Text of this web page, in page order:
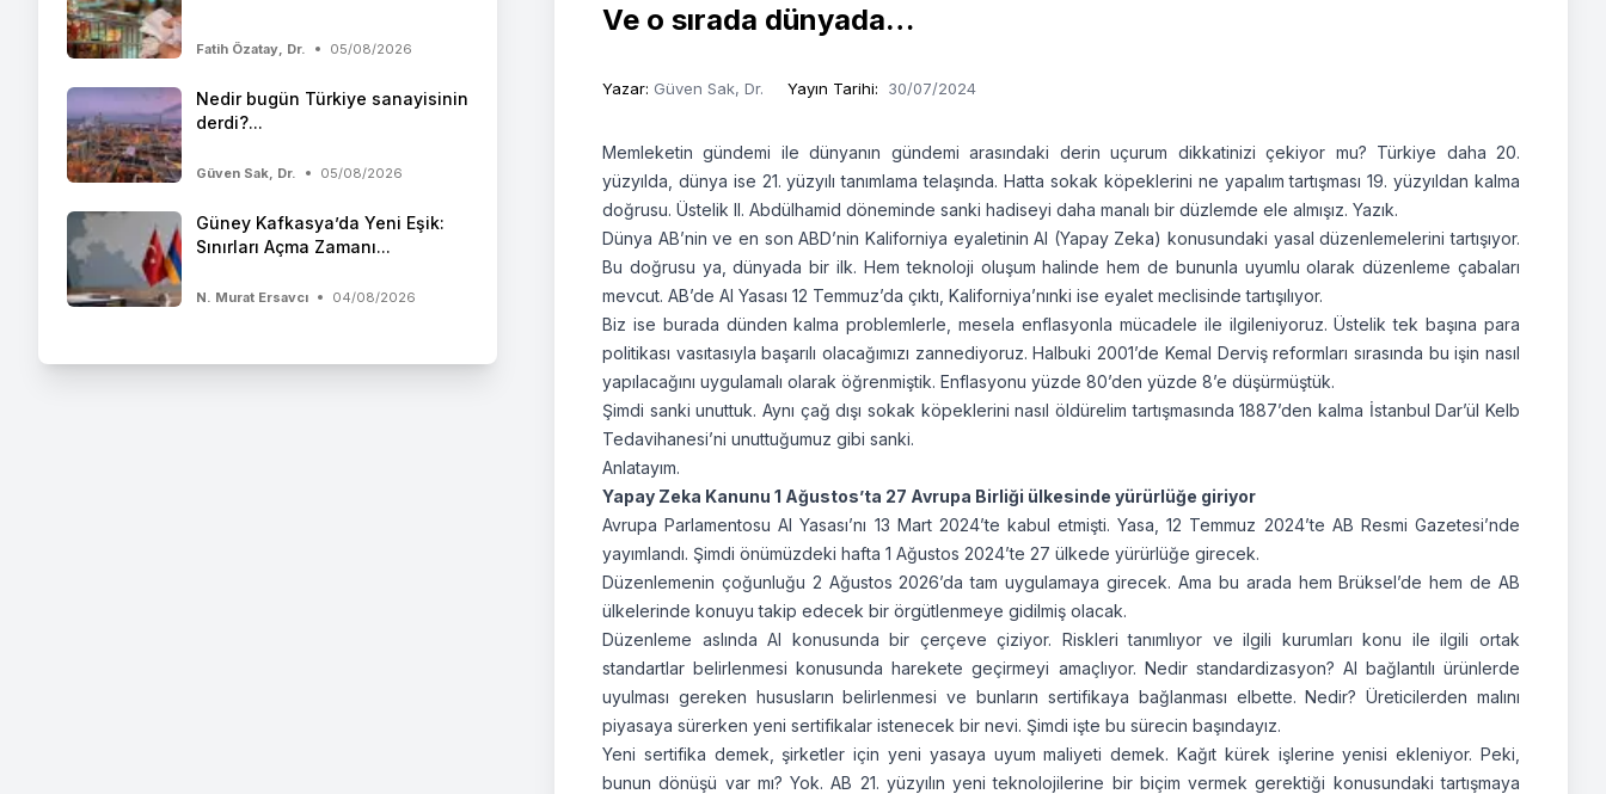
Fatih Özatay, Dr. 05/08/2026
Nedir bugün Türkiye sanayisinin
derdi?...
Güven Sak, Dr. 05/08/2026
Güney Kafkasya’da Yeni Eşik:
Sınırları Açma Zamanı...
N. Murat Ersavcı 04/08/2026
Ve o sırada dünyada…
Yazar: Güven Sak, Dr. Yayın Tarihi: 30/07/2024
Memleketin gündemi ile dünyanın gündemi arasındaki derin uçurum dikkatinizi çekiyor mu? Türkiye daha 20.
yüzyılda, dünya ise 21. yüzyılı tanımlama telaşında. Hatta sokak köpeklerini ne yapalım tartışması 19. yüzyıldan kalma
doğrusu. Üstelik II. Abdülhamid döneminde sanki hadiseyi daha manalı bir düzlemde ele almışız. Yazık.
Dünya AB’nin ve en son ABD’nin Kaliforniya eyaletinin AI (Yapay Zeka) konusundaki yasal düzenlemelerini tartışıyor.
Bu doğrusu ya, dünyada bir ilk. Hem teknoloji oluşum halinde hem de bununla uyumlu olarak düzenleme çabaları
mevcut. AB’de AI Yasası 12 Temmuz’da çıktı, Kaliforniya’nınki ise eyalet meclisinde tartışılıyor.
Biz ise burada dünden kalma problemlerle, mesela enflasyonla mücadele ile ilgileniyoruz. Üstelik tek başına para
politikası vasıtasıyla başarılı olacağımızı zannediyoruz. Halbuki 2001’de Kemal Derviş reformları sırasında bu işin nasıl
yapılacağını uygulamalı olarak öğrenmiştik. Enflasyonu yüzde 80’den yüzde 8’e düşürmüştük.
Şimdi sanki unuttuk. Aynı çağ dışı sokak köpeklerini nasıl öldürelim tartışmasında 1887’den kalma İstanbul Dar’ül Kelb
Tedavihanesi’ni unuttuğumuz gibi sanki.
Anlatayım.
Yapay Zeka Kanunu 1 Ağustos’ta 27 Avrupa Birliği ülkesinde yürürlüğe giriyor
Avrupa Parlamentosu AI Yasası’nı 13 Mart 2024’te kabul etmişti. Yasa, 12 Temmuz 2024’te AB Resmi Gazetesi’nde
yayımlandı. Şimdi önümüzdeki hafta 1 Ağustos 2024’te 27 ülkede yürürlüğe girecek.
Düzenlemenin çoğunluğu 2 Ağustos 2026’da tam uygulamaya girecek. Ama bu arada hem Brüksel’de hem de AB
ülkelerinde konuyu takip edecek bir örgütlenmeye gidilmiş olacak.
Düzenleme aslında AI konusunda bir çerçeve çiziyor. Riskleri tanımlıyor ve ilgili kurumları konu ile ilgili ortak
standartlar belirlenmesi konusunda harekete geçirmeyi amaçlıyor. Nedir standardizasyon? AI bağlantılı ürünlerde
uyulması gereken hususların belirlenmesi ve bunların sertifikaya bağlanması elbette. Nedir? Üreticilerden malını
piyasaya sürerken yeni sertifikalar istenecek bir nevi. Şimdi işte bu sürecin başındayız.
Yeni sertifika demek, şirketler için yeni yasaya uyum maliyeti demek. Kağıt kürek işlerine yenisi ekleniyor. Peki,
bunun dönüşü var mı? Yok. AB 21. yüzyılın yeni teknolojilerine bir biçim vermek gerektiği konusundaki tartışmaya